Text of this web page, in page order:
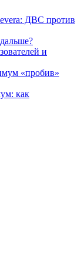
ДВС против
и
«пробив»
как